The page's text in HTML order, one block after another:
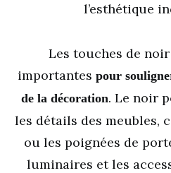
l’esthétique
Les touches de
importantes pour
de la décoration. Le noir
les détails des meubles,
ou les poignées de
luminaires et les